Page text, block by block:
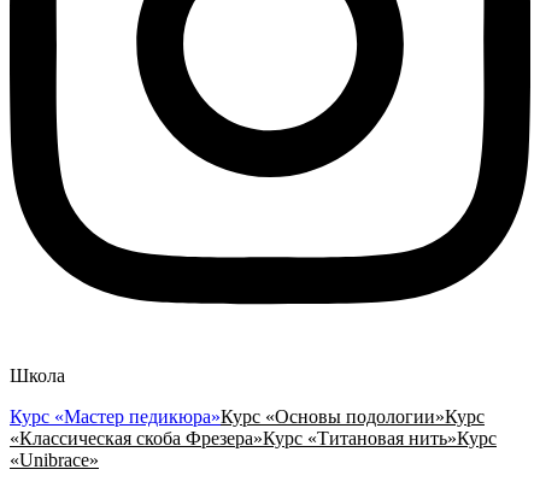
Школа
Курс «Мастер педикюра»Курс «Основы подологии»Курс
«Классическая скоба Фрезера»Курс «Титановая нить»Курс
«Unibrace»